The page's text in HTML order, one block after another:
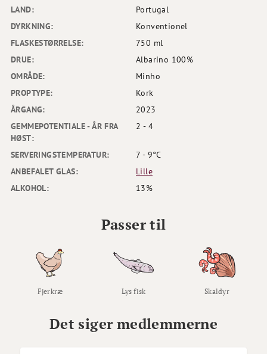
LAND:
Portugal
DYRKNING:
Konventionel
FLASKESTØRRELSE:
750 ml
DRUE:
Albarino 100%
OMRÅDE:
Minho
PROPTYPE:
Kork
ÅRGANG:
2023
GEMMEPOTENTIALE - ÅR FRA
HØST:
2 - 4
SERVERINGSTEMPERATUR:
7 - 9°C
ANBEFALET GLAS:
Lille
ALKOHOL:
13%
Passer til
Fjerkræ Lys fisk Skaldyr
Det siger medlemmerne